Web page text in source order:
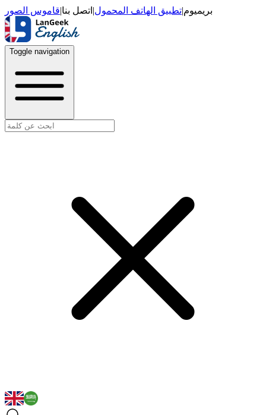
بريميوم|تطبيق الهاتف المحمول| اتصل بنا|قاموس الصور
Toggle navigation